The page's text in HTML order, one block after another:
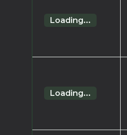
Loading...
Loading...